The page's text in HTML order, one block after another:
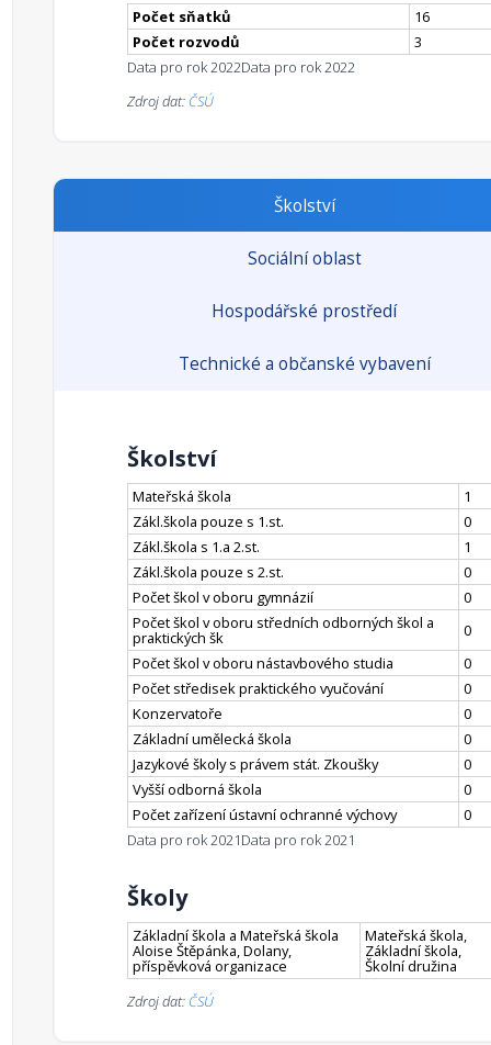
Počet sňatků
16
Počet rozvodů
3
Data pro rok 2022Data pro rok 2022
Zdroj dat: ČSÚ
Školství
Sociální oblast
Hospodářské prostředí
Technické a občanské vybavení
Školství
Mateřská škola
1
Zákl.škola pouze s 1.st.
0
Zákl.škola s 1.a 2.st.
1
Zákl.škola pouze s 2.st.
0
Počet škol v oboru gymnázií
0
Počet škol v oboru středních odborných škol a
praktických šk
0
Počet škol v oboru nástavbového studia
0
Počet středisek praktického vyučování
0
Konzervatoře
0
Základní umělecká škola
0
Jazykové školy s právem stát. Zkoušky
0
Vyšší odborná škola
0
Počet zařízení ústavní ochranné výchovy
0
Data pro rok 2021Data pro rok 2021
Školy
Základní škola a Mateřská škola
Aloise Štěpánka, Dolany,
příspěvková organizace
Mateřská škola,
Základní škola,
Školní družina
Zdroj dat: ČSÚ